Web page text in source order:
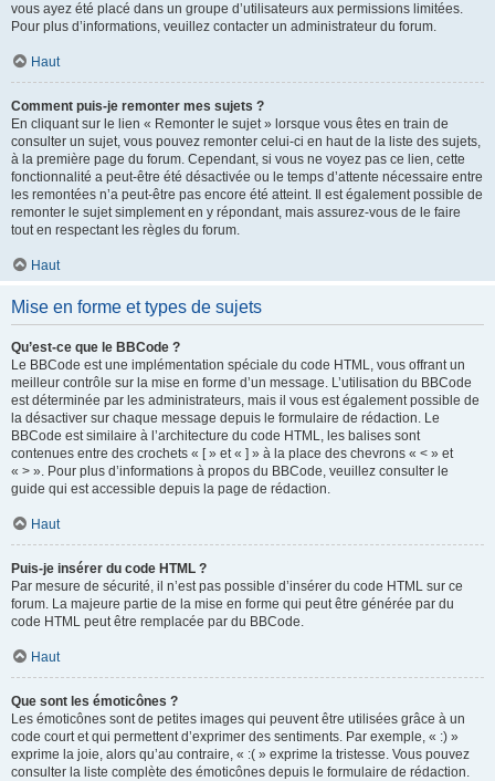
vous ayez été placé dans un groupe d’utilisateurs aux permissions limitées.
Pour plus d’informations, veuillez contacter un administrateur du forum.
Haut
Comment puis-je remonter mes sujets ?
En cliquant sur le lien « Remonter le sujet » lorsque vous êtes en train de
consulter un sujet, vous pouvez remonter celui-ci en haut de la liste des sujets,
à la première page du forum. Cependant, si vous ne voyez pas ce lien, cette
fonctionnalité a peut-être été désactivée ou le temps d’attente nécessaire entre
les remontées n’a peut-être pas encore été atteint. Il est également possible de
remonter le sujet simplement en y répondant, mais assurez-vous de le faire
tout en respectant les règles du forum.
Haut
Mise en forme et types de sujets
Qu’est-ce que le BBCode ?
Le BBCode est une implémentation spéciale du code HTML, vous offrant un
meilleur contrôle sur la mise en forme d’un message. L’utilisation du BBCode
est déterminée par les administrateurs, mais il vous est également possible de
la désactiver sur chaque message depuis le formulaire de rédaction. Le
BBCode est similaire à l’architecture du code HTML, les balises sont
contenues entre des crochets « [ » et « ] » à la place des chevrons « < » et
« > ». Pour plus d’informations à propos du BBCode, veuillez consulter le
guide qui est accessible depuis la page de rédaction.
Haut
Puis-je insérer du code HTML ?
Par mesure de sécurité, il n’est pas possible d’insérer du code HTML sur ce
forum. La majeure partie de la mise en forme qui peut être générée par du
code HTML peut être remplacée par du BBCode.
Haut
Que sont les émoticônes ?
Les émoticônes sont de petites images qui peuvent être utilisées grâce à un
code court et qui permettent d’exprimer des sentiments. Par exemple, « :) »
exprime la joie, alors qu’au contraire, « :( » exprime la tristesse. Vous pouvez
consulter la liste complète des émoticônes depuis le formulaire de rédaction.